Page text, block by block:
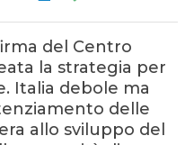
del Centro
la strategia per
Italia debole ma
delle
allo sviluppo del